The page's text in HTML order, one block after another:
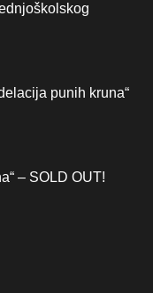
punih kruna“
– SOLD OUT!